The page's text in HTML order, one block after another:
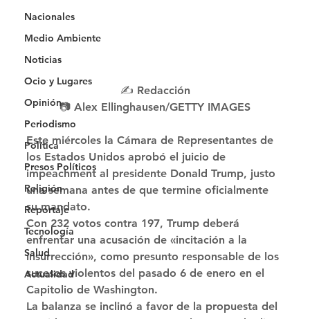
Nacionales
Medio Ambiente
Noticias
Ocio y Lugares
Opinión
Periodismo
Política
Presos Políticos
Religión
Reportaje
Tecnología
Salud
Actualidad
✍️ Redacción
📷 Alex Ellinghausen/GETTY IMAGES
Este miércoles la Cámara de Representantes de
los Estados Unidos aprobó el juicio de
impeachment al presidente Donald Trump, justo
una semana antes de que termine oficialmente
su mandato.
Con 232 votos contra 197, Trump deberá
enfrentar una acusación de «incitación a la
insurrección», como presunto responsable de los
sucesos violentos del pasado 6 de enero en el
Capitolio de Washington.
La balanza se inclinó a favor de la propuesta del